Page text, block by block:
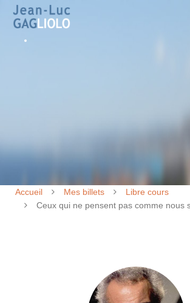
Accueil Mes billets
Libre cours
Ceux qui ne pensent pas comme nous